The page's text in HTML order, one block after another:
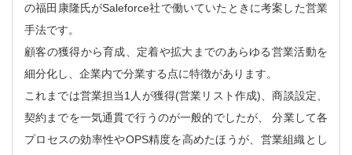
の福田康隆氏がSaleforce社で働いていたときに考案した営業
手法です。
顧客の獲得から育成、定着や拡大までのあらゆる営業活動を
細分化し、企業内で分業する点に特徴があります。
これまでは営業担当1人が獲得(営業リスト作成)、商談設定、
契約までを一気通貫で行うのが一般的でしたが、 分業して各
プロセスの効率性やOPS精度を高めたほうが、営業組織とし